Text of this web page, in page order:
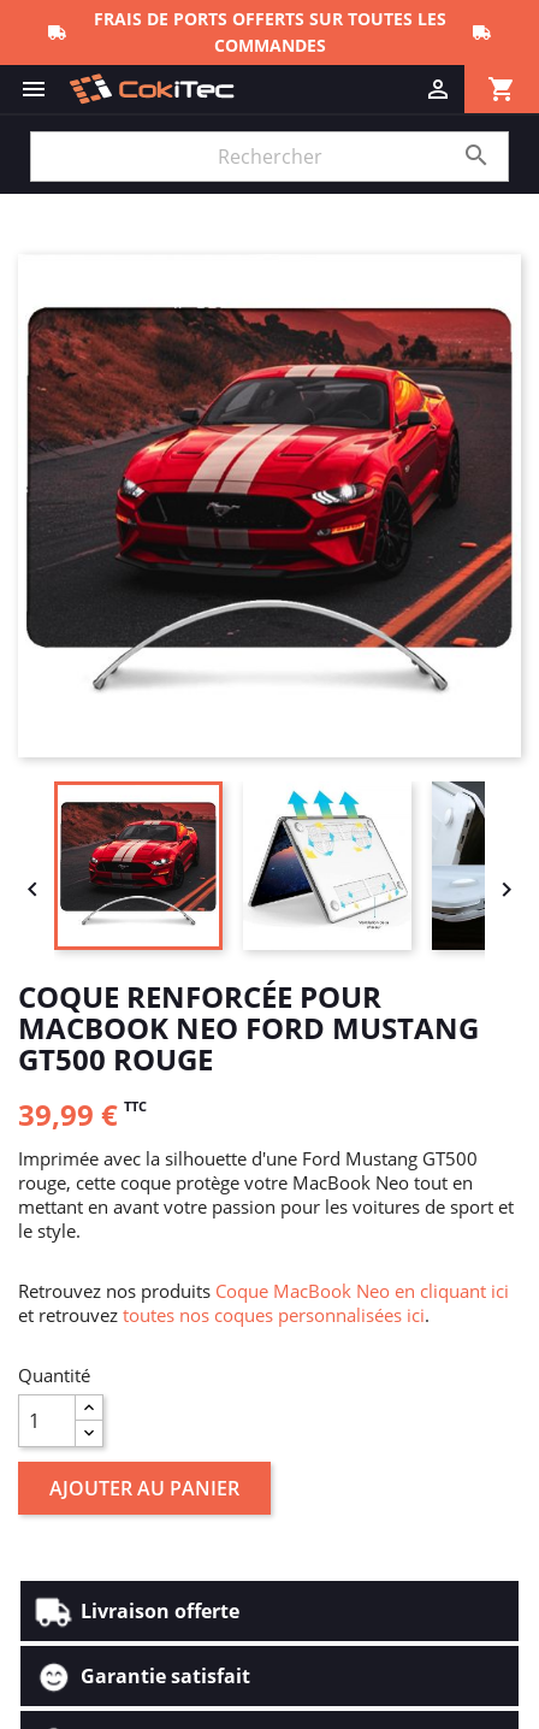
FRAIS DE PORTS OFFERTS SUR TOUTES LES
COMMANDES
 shopping_cart


 
COQUE RENFORCÉE POUR
MACBOOK NEO FORD MUSTANG
GT500 ROUGE
39,99 € TTC
Imprimée avec la silhouette d'une Ford Mustang GT500
rouge, cette coque protège votre MacBook Neo tout en
mettant en avant votre passion pour les voitures de sport et
le style.
Retrouvez nos produits Coque MacBook Neo en cliquant ici
et retrouvez toutes nos coques personnalisées ici.
Quantité
AJOUTER AU PANIER
Livraison offerte
Garantie satisfait